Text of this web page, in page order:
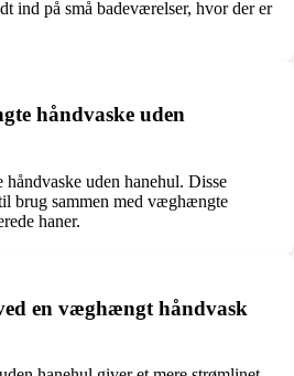
ind på små badeværelser, hvor der er
håndvaske uden
uden hanehul. Disse
brug sammen med væghængte
haner.
en væghængt håndvask